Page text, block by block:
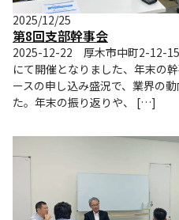
2025/12/25
第8回支部幹事会
2025-12-22 厚木市中町2-12-
にて開催となりました、年末の
ースの申し込み盛況で、業界の
た。年末の振り返りや、 […]